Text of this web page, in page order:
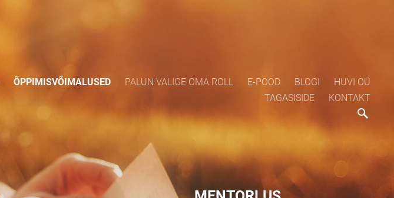
ÕPPIMISVÕIMALUSED PALUN VALIGE OMA ROLL E-POOD BLOGI
HUVI OÜ
TAGASISIDE
KONTAKT